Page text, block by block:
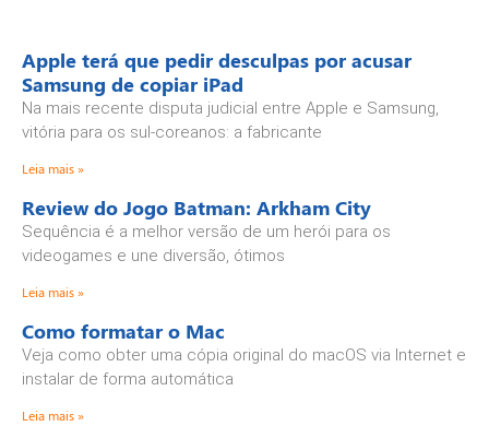
Apple terá que pedir desculpas por acusar
Samsung de copiar iPad
Na mais recente disputa judicial entre Apple e Samsung,
vitória para os sul-coreanos: a fabricante
Leia mais »
Review do Jogo Batman: Arkham City
Sequência é a melhor versão de um herói para os
videogames e une diversão, ótimos
Leia mais »
Como formatar o Mac
Veja como obter uma cópia original do macOS via Internet e
instalar de forma automática
Leia mais »